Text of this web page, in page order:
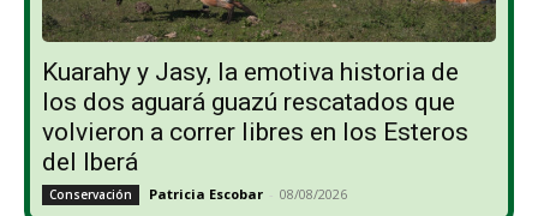
Kuarahy y Jasy, la emotiva historia de
los dos aguará guazú rescatados que
volvieron a correr libres en los Esteros
del Iberá
Conservación Patricia Escobar - 08/08/2026